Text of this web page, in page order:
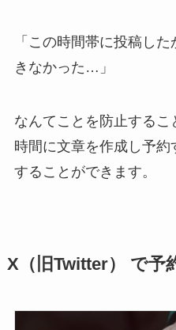
「この時間帯に投稿し
きなかった…」
なんてことを防止する
時間に文章を作成し予約
することができます。
X（旧Twitter） で予